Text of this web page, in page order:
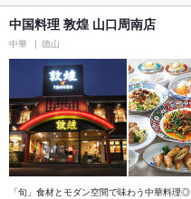
中国料理 敦煌 山口周南店
中華 徳山
「旬」食材とモダン空間で味わう中華料理◎